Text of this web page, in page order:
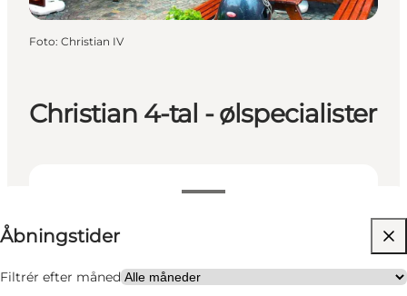
Christian 4-tal - ølspecialister
Åbningstider
Filtrér efter måned
Besøg hjemmeside
Venner, Min partner
Foto: Christian IV